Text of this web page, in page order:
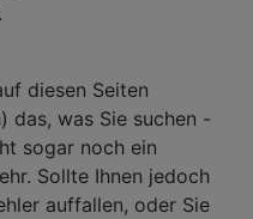
diesen Seiten
das, was Sie suchen -
sogar noch ein
Sollte Ihnen jedoch
auffallen, oder Sie